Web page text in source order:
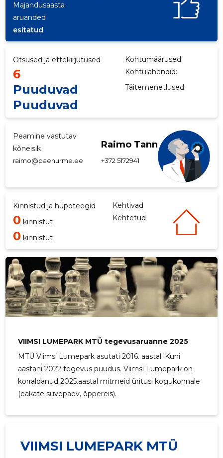
Majandusaasta
aruanded
esitatud
Otsused ja ettekirjutused Kohtumäärused:
6 Kohtulahendid:
Puuduvad Täitemenetlused:
Puuduvad
Peamine vastutav
kõneisik
Raimo Tann
raimo@paenurme.ee +372 5172941
Kinnistud ja hüpoteegid Kehtivad
0 kinnistut Kehtetud
0 kinnistut
VIIMSI LUMEPARK MTÜ tegevusaruanne 2025
MTÜ Viimsi Lumepark asutati 2016. aastal. Kuni
aastani 2022 tegevus puudus. Viimsi Lumepark on
korraldanud 2025.aastal mitmeid üritusi kogukonnale
(eakate suvepäev, õppereis).
VIIMSI LUMEPARK MTÜ